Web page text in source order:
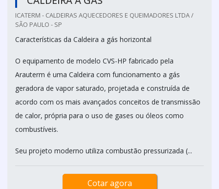
ICATERM - CALDEIRAS AQUECEDORES E QUEIMADORES LTDA /
SÃO PAULO - SP
Características da Caldeira a gás horizontal
O equipamento de modelo CVS-HP fabricado pela
Arauterm é uma Caldeira com funcionamento a gás
geradora de vapor saturado, projetada e construída de
acordo com os mais avançados conceitos de transmissão
de calor, própria para o uso de gases ou óleos como
combustíveis.
Seu projeto moderno utiliza combustão pressurizada (...
Cotar agora